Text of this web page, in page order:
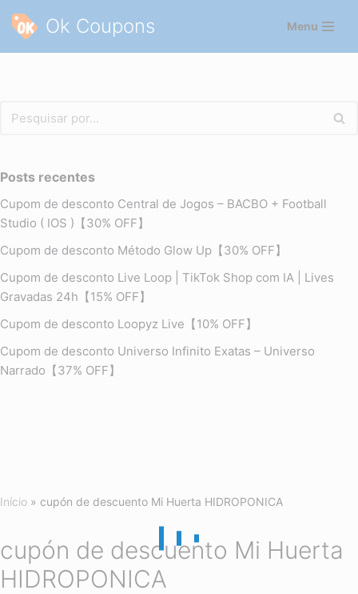
Pular
Ok Coupons Menu
Posts recentes
Cupom de desconto Central de Jogos – BACBO + Football
Studio ( IOS )【30% OFF】
Cupom de desconto Método Glow Up【30% OFF】
Cupom de desconto Live Loop | TikTok Shop com IA | Lives
Gravadas 24h【15% OFF】
Cupom de desconto Loopyz Live【10% OFF】
Cupom de desconto Universo Infinito Exatas – Universo
Narrado【37% OFF】
Início » cupón de descuento Mi Huerta HIDROPONICA
cupón de descuento Mi Huerta
HIDROPONICA